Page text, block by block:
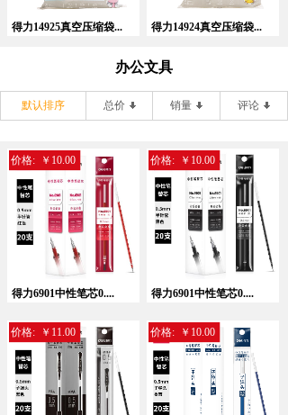
得力14925真空压缩袋... 得力14924真空压缩袋...
办公文具
默认排序 总价 销量 评论
得力6901中性笔芯0....
价格: ￥10.00
得力6901中性笔芯0....
价格: ￥10.00
价格: ￥11.00 价格: ￥10.00